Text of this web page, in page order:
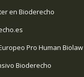
en Bioderecho
Pro Human Biolaw
Bioderecho